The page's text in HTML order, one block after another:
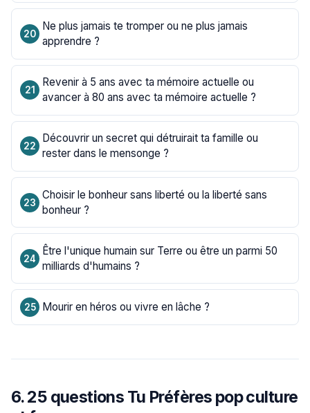
Ne plus jamais te tromper ou ne plus jamais
apprendre ?
Revenir à 5 ans avec ta mémoire actuelle ou
avancer à 80 ans avec ta mémoire actuelle ?
Découvrir un secret qui détruirait ta famille ou
rester dans le mensonge ?
Choisir le bonheur sans liberté ou la liberté sans
bonheur ?
Être l'unique humain sur Terre ou être un parmi 50
milliards d'humains ?
Mourir en héros ou vivre en lâche ?
6. 25 questions Tu Préfères pop culture